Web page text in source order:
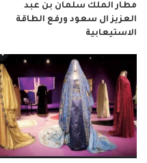
مطار الملك سلمان بن عبد
العزيز ال سعود ورفع الطاقة
الاستيعابية